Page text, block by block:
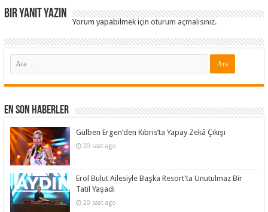
Bir yanıt yazın
Yorum yapabilmek içinoturum açmalısınız.
En Son Haberler
Gülben Ergen’den Kıbrıs’ta Yapay Zekâ Çıkışı
20 saat ago
Erol Bulut Ailesiyle Başka Resort’ta Unutulmaz Bir
Tatil Yaşadı
20 saat ago